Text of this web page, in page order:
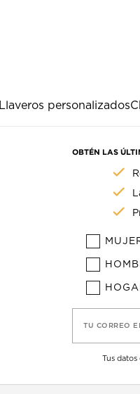
Llaveros personalizados
OBTÉN LAS
TU CORREO
Tus